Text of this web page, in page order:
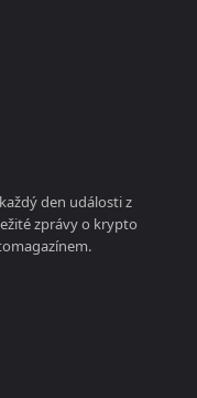
den události z
zprávy o krypto